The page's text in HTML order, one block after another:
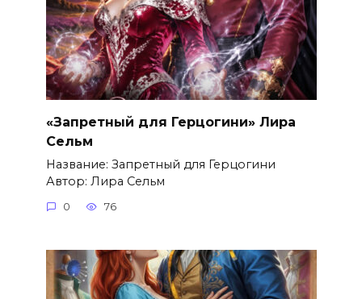
«Запретный для Герцогини» Лира
Сельм
Название: Запретный для Герцогини
Автор: Лира Сельм
0 76